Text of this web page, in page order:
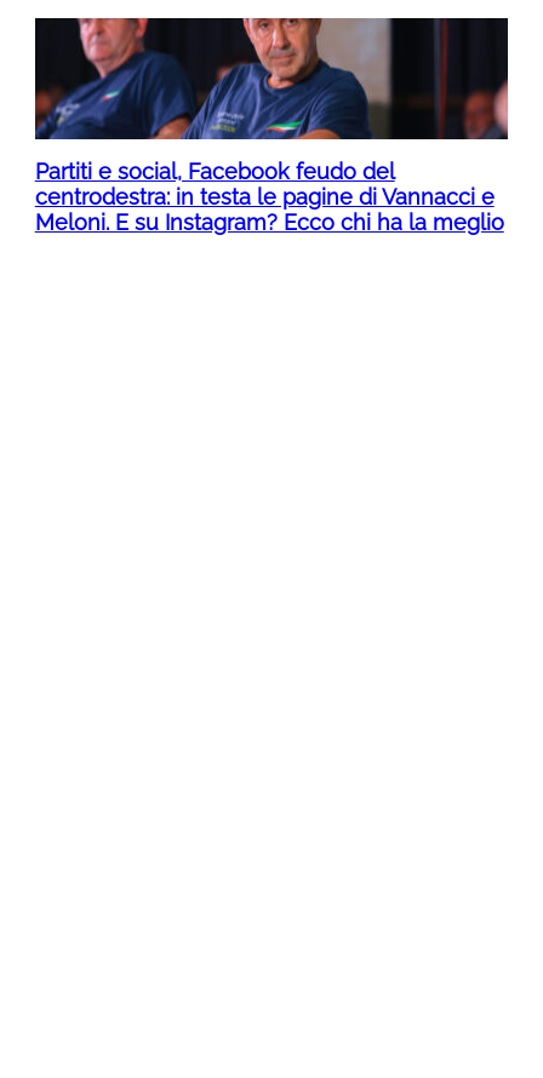
Partiti e social, Facebook feudo del
centrodestra: in testa le pagine di Vannacci e
Meloni. E su Instagram? Ecco chi ha la meglio